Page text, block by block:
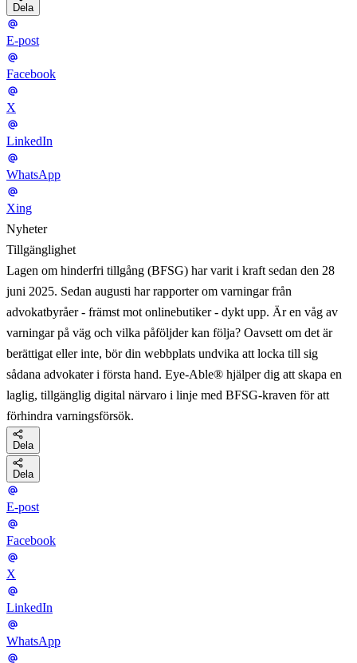
Dela
E-post
Facebook
X
LinkedIn
WhatsApp
Xing
Nyheter
Tillgänglighet
Lagen om hinderfri tillgång (BFSG) har varit i kraft sedan den 28
juni 2025. Sedan augusti har rapporter om varningar från
advokatbyråer - främst mot onlinebutiker - dykt upp. Är en våg av
varningar på väg och vilka påföljder kan följa? Oavsett om det är
berättigat eller inte, bör din webbplats undvika att locka till sig
sådana advokater i första hand. Eye-Able® hjälper dig att skapa en
laglig, tillgänglig digital närvaro i linje med BFSG-kraven för att
förhindra varningsförsök.
Dela
Dela
E-post
Facebook
X
LinkedIn
WhatsApp